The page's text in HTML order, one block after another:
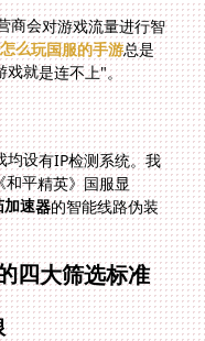
商会对游戏流量进行智
么玩国服的手游总是
戏就是连不上"。
设有IP检测系统。我
《和平精英》国服显
加速器的智能线路伪装
四大筛选标准